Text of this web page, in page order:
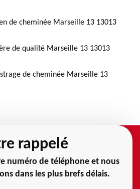
de cheminée Marseille 13 13013
de qualité Marseille 13 13013
de cheminée Marseille 13
rappelé
numéro de téléphone et nous
dans les plus brefs délais.